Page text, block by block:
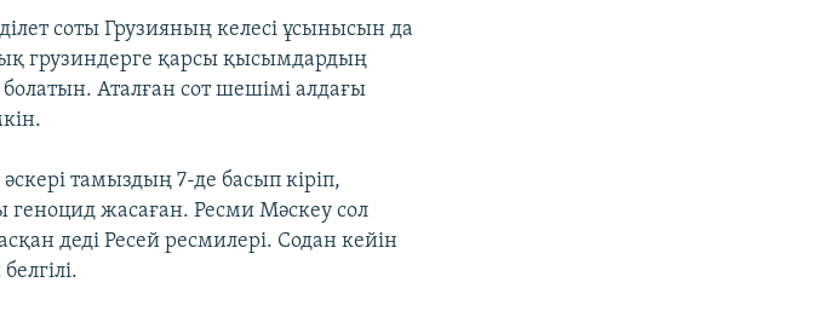
соты Грузияның келесі ұсынысын да
грузиндерге қарсы қысымдардың
Аталған сот шешімі алдағы
тамыздың 7-де басып кіріп,
геноцид жасаған. Ресми Мәскеу сол
деді Ресей ресмилері. Содан кейін